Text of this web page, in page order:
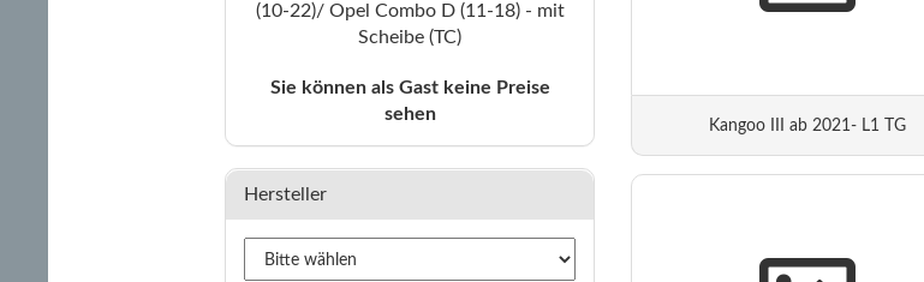
Kangoo III ab 2021- L1 TG
(10-22)/ Opel Combo D (11-18) - mit
Scheibe (TC)
Sie können als Gast keine Preise
sehen
Hersteller